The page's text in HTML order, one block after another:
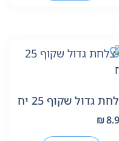
גדול שקוף 25 יח
₪